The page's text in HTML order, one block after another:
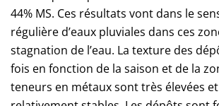
44% MS. Ces résultats vont dans le
régulière d’eaux pluviales dans ces
stagnation de l’eau. La texture des
fois en fonction de la saison et de la
teneurs en métaux sont très élevées